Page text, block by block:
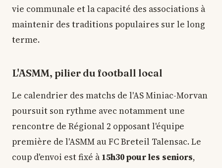
vie communale et la capacité des associations à
maintenir des traditions populaires sur le long
terme.
L'ASMM, pilier du football local
Le calendrier des matchs de l'AS Miniac-Morvan
poursuit son rythme avec notamment une
rencontre de Régional 2 opposant l'équipe
première de l'ASMM au FC Breteil Talensac. Le
coup d'envoi est fixé à 15h30 pour les seniors,